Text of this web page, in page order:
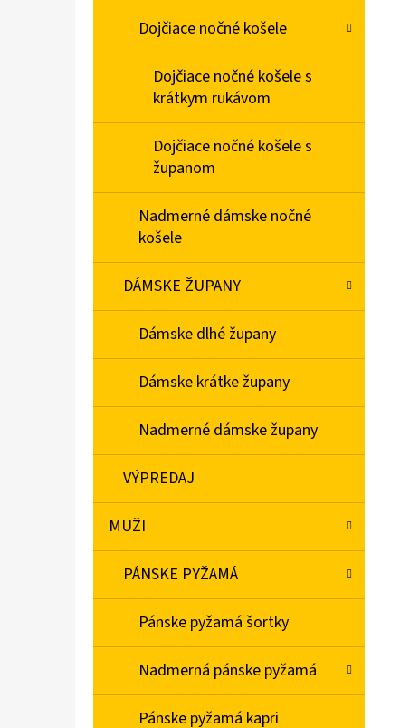
Dojčiace nočné košele
Dojčiace nočné košele s
krátkym rukávom
Dojčiace nočné košele s
županom
Nadmerné dámske nočné
košele
DÁMSKE ŽUPANY
Dámske dlhé župany
Dámske krátke župany
Nadmerné dámske župany
VÝPREDAJ
MUŽI
PÁNSKE PYŽAMÁ
Pánske pyžamá šortky
Nadmerná pánske pyžamá
Pánske pyžamá kapri